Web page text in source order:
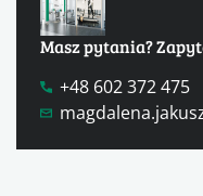
Masz pytania?
+48 602 372 475